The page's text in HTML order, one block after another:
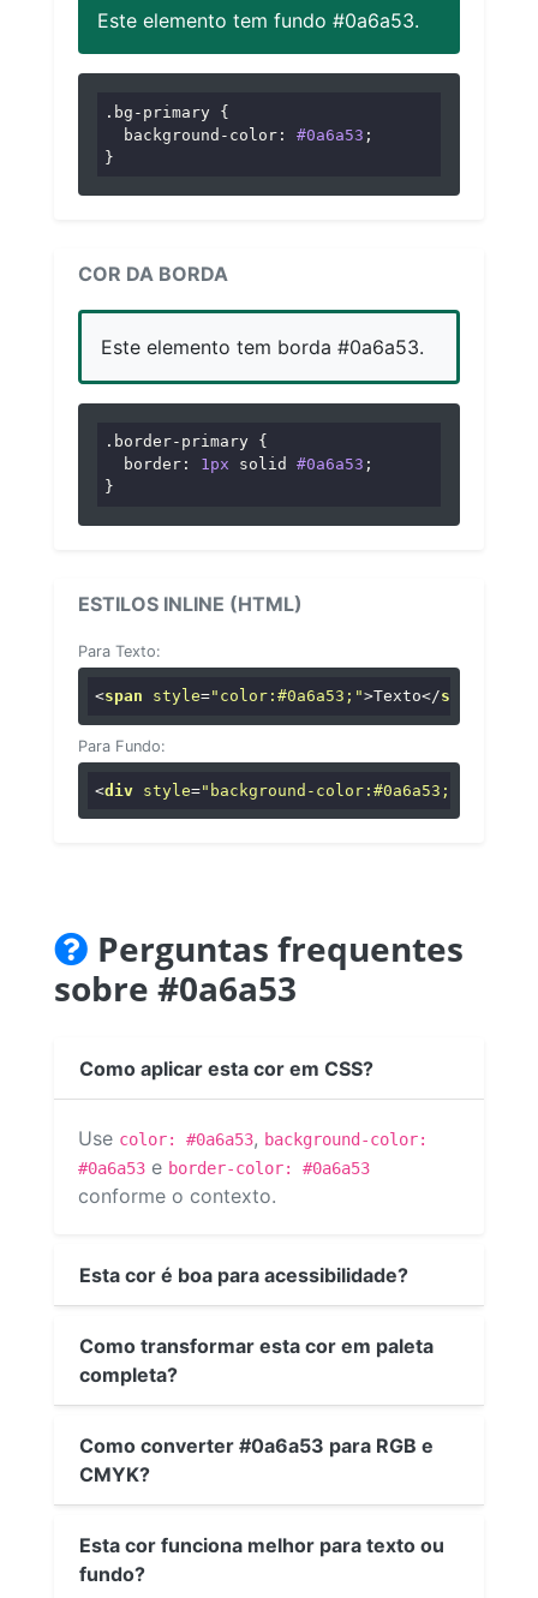
Este elemento tem fundo #0a6a53.
.bg-primary {
background-color : #0a6a53 ;
}
COR DA BORDA
Este elemento tem borda #0a6a53.
.border-primary {
border : 1px solid #0a6a53 ;
}
ESTILOS INLINE (HTML)
Para Texto:
<span style="color:#0a6a53;">Texto</span
Para Fundo:
<div style="background-color:#0a6a53;"
Perguntas frequentes
sobre #0a6a53
Como aplicar esta cor em CSS?
Use color: #0a6a53, background-color:
#0a6a53 e border-color: #0a6a53
conforme o contexto.
Esta cor é boa para acessibilidade?
Como transformar esta cor em paleta
completa?
Como converter #0a6a53 para RGB e
CMYK?
Esta cor funciona melhor para texto ou
fundo?